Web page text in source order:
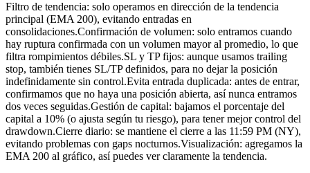
Filtro de tendencia: solo operamos en dirección de la tendencia
principal (EMA 200), evitando entradas en
consolidaciones.Confirmación de volumen: solo entramos cuando
hay ruptura confirmada con un volumen mayor al promedio, lo que
filtra rompimientos débiles.SL y TP fijos: aunque usamos trailing
stop, también tienes SL/TP definidos, para no dejar la posición
indefinidamente sin control.Evita entrada duplicada: antes de entrar,
confirmamos que no haya una posición abierta, así nunca entramos
dos veces seguidas.Gestión de capital: bajamos el porcentaje del
capital a 10% (o ajusta según tu riesgo), para tener mejor control del
drawdown.Cierre diario: se mantiene el cierre a las 11:59 PM (NY),
evitando problemas con gaps nocturnos.Visualización: agregamos la
EMA 200 al gráfico, así puedes ver claramente la tendencia.